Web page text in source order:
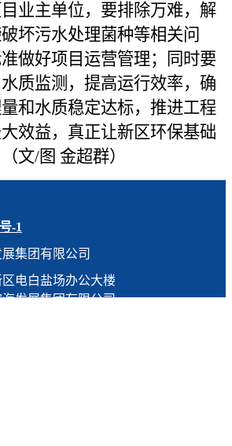
业主单位，要排除万难，解
坏污水处理菌种等相关问
做好项目运营管理；同时要
质监测，提高运行效率，确
和水质稳定达标，推进工程
效益，真正让新区环保基础
文/图 金超群）
-1
集团有限公司
电白盐场办公大楼
发展集团有限公司